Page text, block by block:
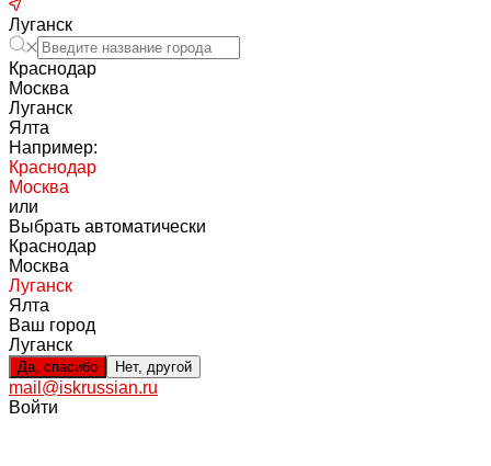
Луганск
Краснодар
Москва
Луганск
Ялта
Например:
Краснодар
Москва
или
Выбрать автоматически
Краснодар
Москва
Луганск
Ялта
Ваш город
Луганск
Да, спасибо Нет, другой
mail@iskrussian.ru
Войти